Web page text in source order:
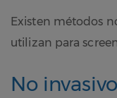
Existen métodos
utilizan para
No